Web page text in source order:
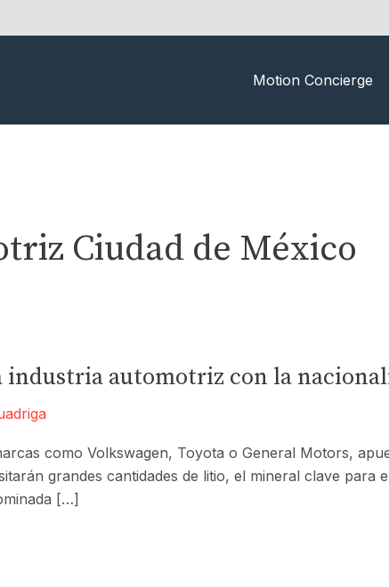
Motion Concierge
Ciudad de México
industria automotriz con la
como Volkswagen, Toyota o General Motors,
grandes cantidades de litio, el mineral clave para
[…]